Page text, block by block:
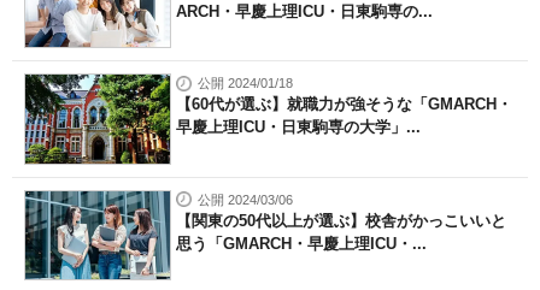
ARCH・早慶上理ICU・日東駒専の...
公開 2024/01/18
【60代が選ぶ】就職力が強そうな「GMARCH・
早慶上理ICU・日東駒専の大学」...
公開 2024/03/06
【関東の50代以上が選ぶ】校舎がかっこいいと
思う「GMARCH・早慶上理ICU・...